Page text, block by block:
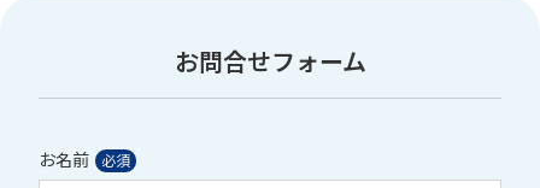
お問合せフォーム
お名前